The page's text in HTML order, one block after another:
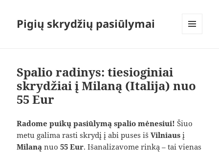
Pigių skrydžių pasiūlymai
Spalio radinys: tiesioginiai
skrydžiai į Milaną (Italija) nuo
55 Eur
Radome puikų pasiūlymą spalio mėnesiui! Šiuo
metu galima rasti skrydį į abi puses išVilniaus į
Milaną nuo55 Eur. Išanalizavome rinką – tai vienas